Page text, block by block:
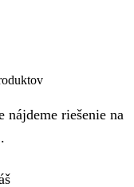
nájdeme riešenie na